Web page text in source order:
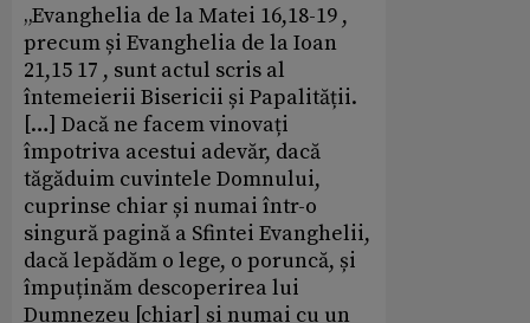
„Evanghelia de la Matei 16,18-19 ,
precum și Evanghelia de la Ioan
21,15 17 , sunt actul scris al
întemeierii Bisericii și Papalității.
[…] Dacă ne facem vinovați
împotriva acestui adevăr, dacă
tăgăduim cuvintele Domnului,
cuprinse chiar și numai într-o
singură pagină a Sfintei Evanghelii,
dacă lepădăm o lege, o poruncă, și
împuținăm descoperirea lui
Dumnezeu [chiar] și numai cu un